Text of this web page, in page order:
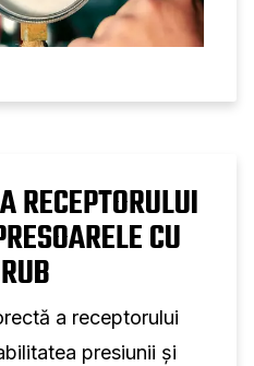
RECEPTORULUI
CU
a receptorului
presiunii și